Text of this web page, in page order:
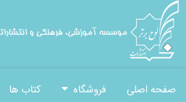
صفحه اصلی فروشگاه کتاب ها